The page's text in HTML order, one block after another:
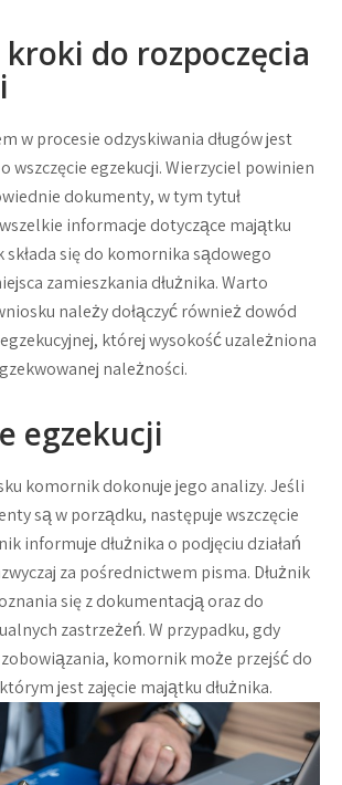
do rozpoczęcia
w procesie odzyskiwania długów jest
wszczęcie egzekucji. Wierzyciel powinien
dokumenty, w tym tytuł
informacje dotyczące majątku
składa się do komornika sądowego
zamieszkania dłużnika. Warto
należy dołączyć również dowód
której wysokość uzależniona
należności.
egzekucji
komornik dokonuje jego analizy. Jeśli
są w porządku, następuje wszczęcie
informuje dłużnika o podjęciu działań
za pośrednictwem pisma. Dłużnik
się z dokumentacją oraz do
zastrzeżeń. W przypadku, gdy
zobowiązania, komornik może przejść do
jest zajęcie majątku dłużnika.